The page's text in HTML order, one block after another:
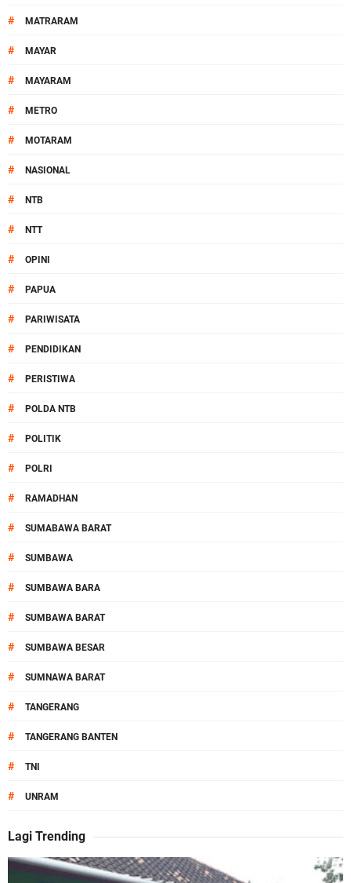
# MATRARAM
# MAYAR
# MAYARAM
# METRO
# MOTARAM
# NASIONAL
# NTB
# NTT
# OPINI
# PAPUA
# PARIWISATA
# PENDIDIKAN
# PERISTIWA
# POLDA NTB
# POLITIK
# POLRI
# RAMADHAN
# SUMABAWA BARAT
# SUMBAWA
# SUMBAWA BARA
# SUMBAWA BARAT
# SUMBAWA BESAR
# SUMNAWA BARAT
# TANGERANG
# TANGERANG BANTEN
# TNI
# UNRAM
Lagi Trending